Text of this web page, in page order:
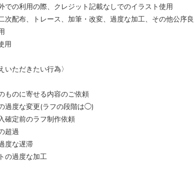
での利用の際、クレジット記載なしでのイラスト使用
次配布、トレース、加筆・改変、過度な加工、その他公序良
用
いただきたい行為〉
ものに寄せる内容のご依頼
過度な変更(ラフの段階は◯)
確定前のラフ制作依頼
超過
度な遅滞
の過度な加工